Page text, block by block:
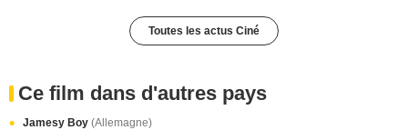
Toutes les actus Ciné
Ce film dans d'autres pays
Jamesy Boy (Allemagne)